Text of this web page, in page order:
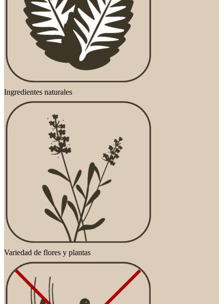
Ingredientes naturales
Variedad de flores y plantas